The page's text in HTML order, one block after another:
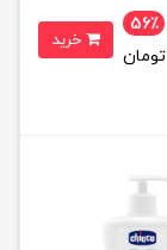
56٪
تومان